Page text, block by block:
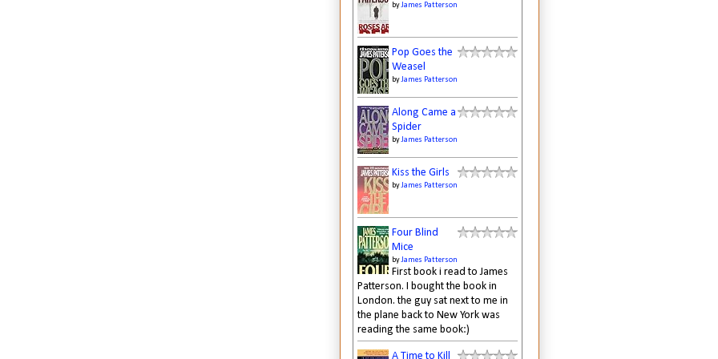
byJames Patterson
Pop Goes the
Weasel
byJames Patterson
Along Came a
Spider
byJames Patterson
Kiss the Girls
byJames Patterson
Four Blind
Mice
byJames Patterson
First book i read to James
Patterson. I bought the book in
London. the guy sat next to me in
the plane back to New York was
reading the same book:)
A Time to Kill